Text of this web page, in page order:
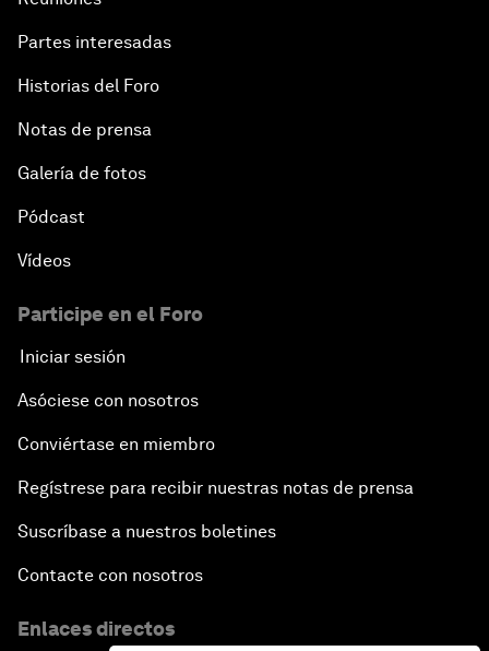
Partes interesadas
Historias del Foro
Notas de prensa
Galería de fotos
Pódcast
Vídeos
Participe en el Foro
Iniciar sesión
Asóciese con nosotros
Conviértase en miembro
Regístrese para recibir nuestras notas de prensa
Suscríbase a nuestros boletines
Contacte con nosotros
Enlaces directos